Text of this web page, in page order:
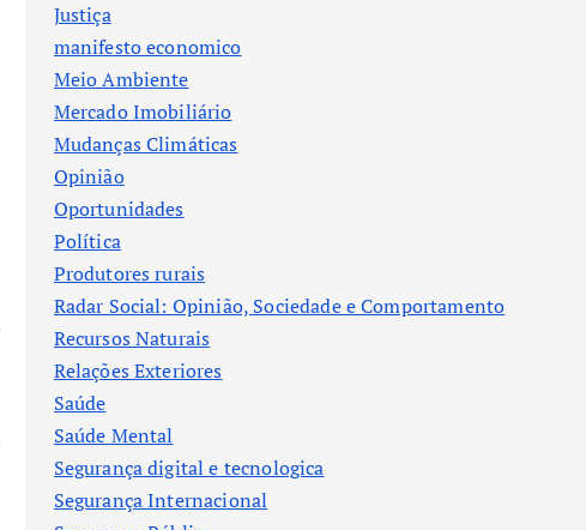
Justiça
manifesto economico
Meio Ambiente
Mercado Imobiliário
Mudanças Climáticas
Opinião
Oportunidades
Política
Produtores rurais
Radar Social: Opinião, Sociedade e Comportamento
Recursos Naturais
Relações Exteriores
Saúde
Saúde Mental
Segurança digital e tecnologica
Segurança Internacional